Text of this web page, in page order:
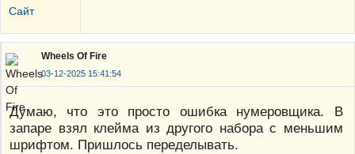
Сайт
Wheels Of Fire
03-12-2025 15:41:54
Думаю, что это просто ошибка нумеровщика. В
запаре взял клейма из другого набора с меньшим
шрифтом. Пришлось переделывать.